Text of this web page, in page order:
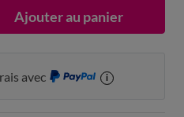
Ajouter au panier
avec i